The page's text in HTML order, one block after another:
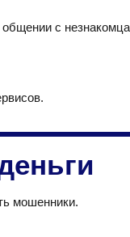
с
мошенники.